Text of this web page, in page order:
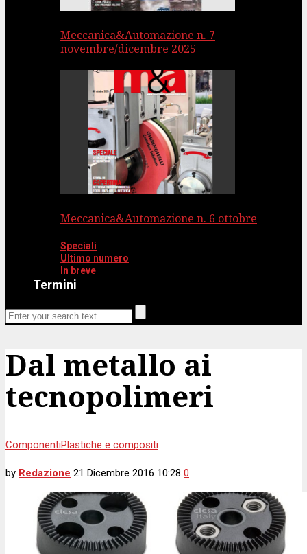
Meccanica&Automazione n. 7
novembre/dicembre 2025
Meccanica&Automazione n. 6 ottobre
Speciali
Ultimo numero
In breve
Termini
Dal metallo ai
tecnopolimeri
ComponentiPlastiche e compositi
by Redazione 21 Dicembre 2016 10:28 0